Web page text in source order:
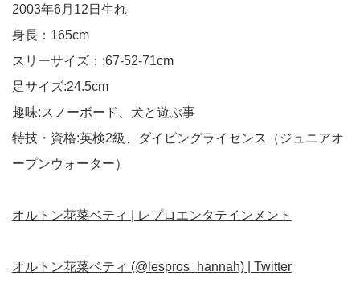
2003年6月12日生れ
身長：165cm
スリーサイズ：:67-52-71cm
足サイズ:24.5cm
趣味:スノーボード、犬と遊ぶ事
特技・資格:英検2級、ダイビングライセンス（ジュニアオ
ープンウォーター）
オルトン花菜ベティ | レプロエンタテインメント
オルトン花菜ベティ (@lespros_hannah) | Twitter